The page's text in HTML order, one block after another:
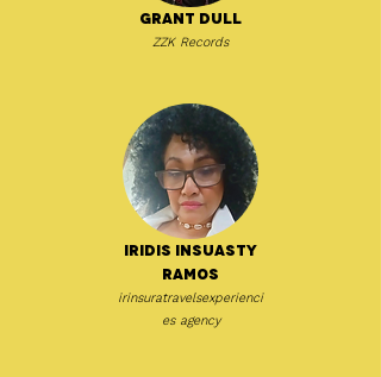
Grant Dull
ZZK Records
Iridis Insuasty
Ramos
irinsuratravelsexperienci
es agency